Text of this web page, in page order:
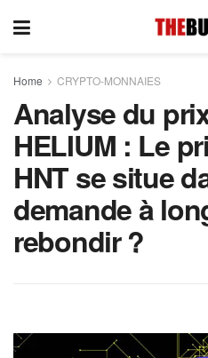
Home CRYPTO-MONNAIES
Analyse du
HELIUM : Le
HNT se situe
demande à
rebondir ?